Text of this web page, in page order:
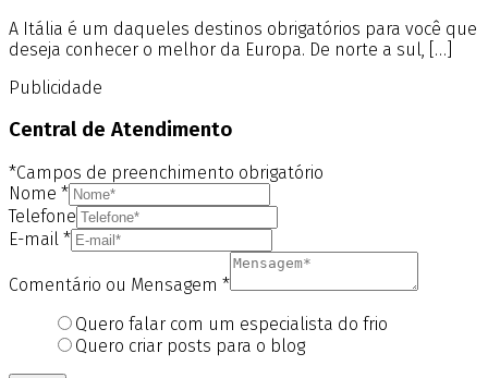
A Itália é um daqueles destinos obrigatórios para você que
deseja conhecer o melhor da Europa. De norte a sul, […]
Publicidade
Central de Atendimento
*Campos de preenchimento obrigatório
Nome *
Telefone
E-mail *
Comentário ou Mensagem *
Quero falar com um especialista do frio
Quero criar posts para o blog